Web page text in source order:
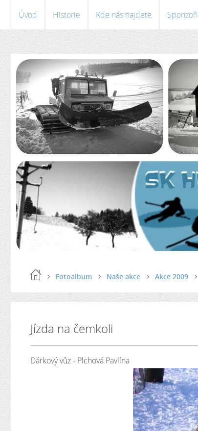
Úvod Historie Kde nás najdete Sponzoři
Fotoalbum Naše akce Akce 2009
Jízda na čemkoli
Dárkový vůz - Plchová Pavlína